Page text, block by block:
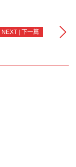
NEXT | 下一篇